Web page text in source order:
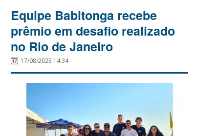
Equipe Babitonga recebe
prêmio em desafio realizado
no Rio de Janeiro
17/08/2023 14:34